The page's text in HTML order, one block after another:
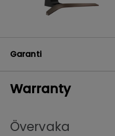
Garanti
Warranty
Övervaka